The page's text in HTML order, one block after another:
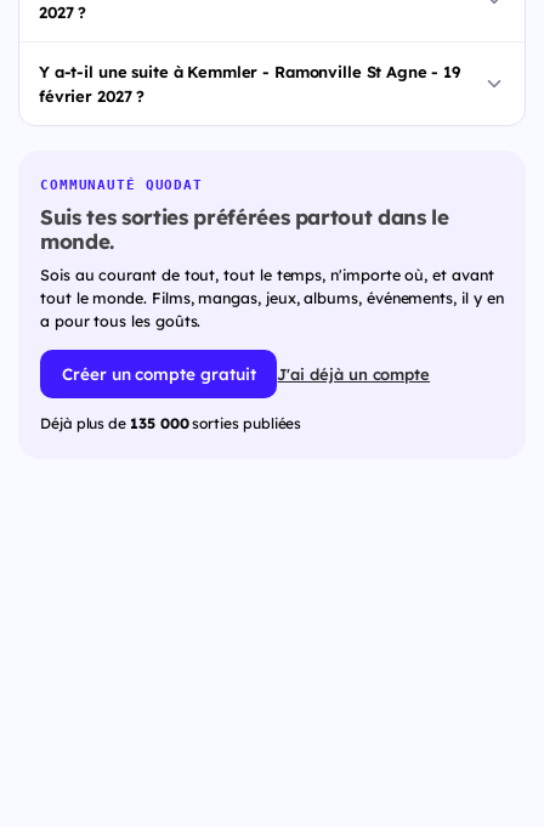
2027 ?
Y a-t-il une suite à Kemmler - Ramonville St Agne - 19
février 2027 ?
COMMUNAUTÉ QUODAT
Suis tes sorties préférées partout dans le
monde.
Sois au courant de tout, tout le temps, n'importe où, et avant
tout le monde. Films, mangas, jeux, albums, événements, il y en
a pour tous les goûts.
Créer un compte gratuit J'ai déjà un compte
Déjà plus de 135 000sorties publiées